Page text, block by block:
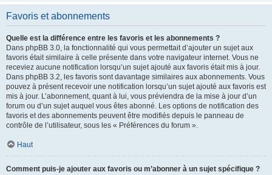
Favoris et abonnements
Quelle est la différence entre les favoris et les abonnements ?
Dans phpBB 3.0, la fonctionnalité qui vous permettait d’ajouter un sujet aux
favoris était similaire à celle présente dans votre navigateur internet. Vous ne
receviez aucune notification lorsqu’un sujet ajouté aux favoris était mis à jour.
Dans phpBB 3.2, les favoris sont davantage similaires aux abonnements. Vous
pouvez à présent recevoir une notification lorsqu’un sujet ajouté aux favoris est
mis à jour. L’abonnement, quant à lui, vous préviendra de la mise à jour d’un
forum ou d’un sujet auquel vous êtes abonné. Les options de notification des
favoris et des abonnements peuvent être modifiés depuis le panneau de
contrôle de l’utilisateur, sous les « Préférences du forum ».
Haut
Comment puis-je ajouter aux favoris ou m’abonner à un sujet spécifique ?